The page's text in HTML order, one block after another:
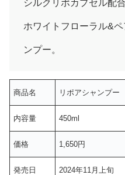
シルクリポカプセル配
ホワイトフローラル&
ンプー。
商品名 リポアシャンプー
内容量 450ml
価格 1,650円
発売日 2024年11月上旬